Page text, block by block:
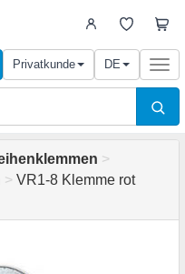
Privatkunde DE
>
> VR1-8 Klemme rot